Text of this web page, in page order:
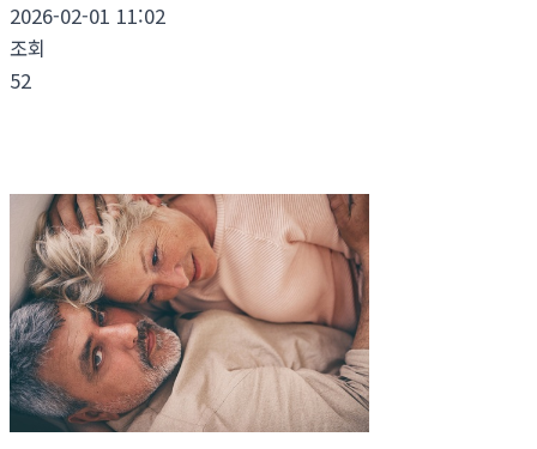
2026-02-01 11:02
조회
52